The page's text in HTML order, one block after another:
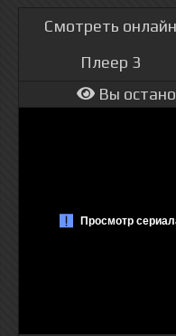
Смотреть онлайн
Плеер 3
Вы